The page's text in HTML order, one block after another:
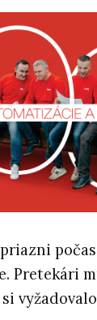
Pretekári